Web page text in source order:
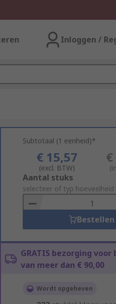
Inloggen /
Subtotaal (1 eenheid)*
€ 15,57
(excl. BTW)
Add
to
Basket
Aantal stuks
selecteer of typ hoeveelheid
Bestellen
GRATIS bezorging
van meer dan € 90,00
Wordt opgeheven